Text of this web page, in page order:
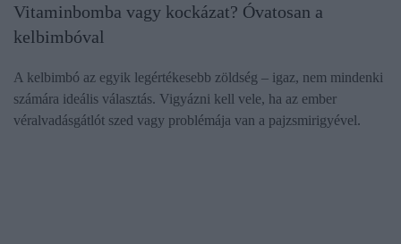
Vitaminbomba vagy kockázat? Óvatosan a
kelbimbóval
A kelbimbó az egyik legértékesebb zöldség – igaz, nem mindenki
számára ideális választás. Vigyázni kell vele, ha az ember
véralvadásgátlót szed vagy problémája van a pajzsmirigyével.